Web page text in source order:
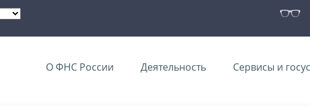
О ФНС России Деятельность Сервисы и